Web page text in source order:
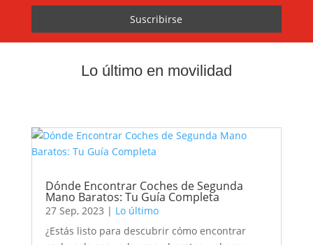
Lo último en movilidad
Dónde Encontrar Coches de Segunda
Mano Baratos: Tu Guía Completa
27 Sep, 2023 | Lo último
¿Estás listo para descubrir cómo encontrar